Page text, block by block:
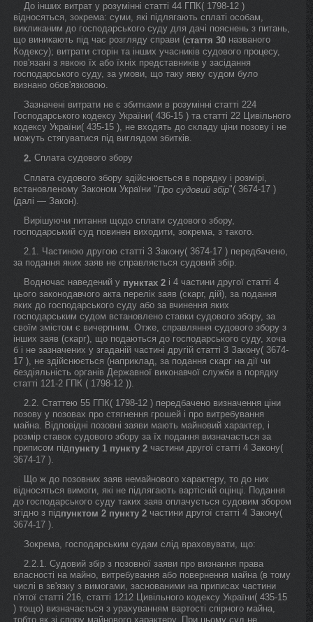
До інших витрат у розумінні статті 44 ГПК( 1798-12 )
відносяться, зокрема: суми, які підлягають сплаті особам,
викликаним до господарського суду для дачі пояснень з питань,
що виникають під час розгляду справи (стаття 30 названого
Кодексу); витрати сторін та інших учасників судового процесу,
пов'язані з явкою їх або їхніх представників у засідання
господарського суду, за умови, що таку явку судом було
визнано обов'язковою.
Зазначені витрати не є збитками в розумінні статті 224
Господарського кодексу України( 436-15 ) та статті 22 Цивільного
кодексу України( 435-15 ), не входять до складу ціни позову і не
можуть стягуватися під виглядом збитків.
2. Сплата судового збору
Сплата судового збору здійснюється в порядку і розмірі,
встановленому Законом України "Про судовий збір"( 3674-17 )
(далі — Закон).
Вирішуючи питання щодо сплати судового збору,
господарський суд повинен виходити, зокрема, з такого.
2.1. Частиною другою статті 3 Закону( 3674-17 ) передбачено,
за подання яких заяв не справляється судовий збір.
Водночас наведений у пунктах 2 і 4 частини другої статті 4
цього законодавчого акта перелік заяв (скарг, дій), за подання
яких до господарського суду або за вчинення яких
господарським судом встановлено ставки судового збору, за
своїм змістом є вичерпним. Отже, справляння судового збору з
інших заяв (скарг), що подаються до господарського суду, хоча
б і не зазначених у згаданій частині другій статті 3 Закону( 3674-
17 ), не здійснюється (наприклад, за подання скарг на дії чи
бездіяльність органів Державної виконавчої служби в порядку
статті 121-2 ГПК ( 1798-12 )).
2.2. Статтею 55 ГПК( 1798-12 ) передбачено визначення ціни
позову у позовах про стягнення грошей і про витребування
майна. Відповідні позовні заяви мають майновий характер, і
розмір ставок судового збору за їх подання визначається за
приписом підпункту 1 пункту 2 частини другої статті 4 Закону(
3674-17 ).
Що ж до позовних заяв немайнового характеру, то до них
відносяться вимоги, які не підлягають вартісній оцінці. Подання
до господарського суду таких заяв оплачується судовим збором
згідно з підпунктом 2 пункту 2 частини другої статті 4 Закону(
3674-17 ).
Зокрема, господарським судам слід враховувати, що:
2.2.1. Судовий збір з позовної заяви про визнання права
власності на майно, витребування або повернення майна (в тому
числі в зв'язку з вимогами, заснованими на приписах частини
п'ятої статті 216, статті 1212 Цивільного кодексу України( 435-15
) тощо) визначається з урахуванням вартості спірного майна,
тобто як зі спору майнового характеру. При цьому суд не